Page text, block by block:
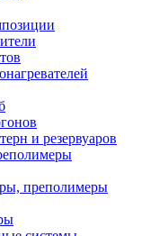
и резервуаров
преполимеры